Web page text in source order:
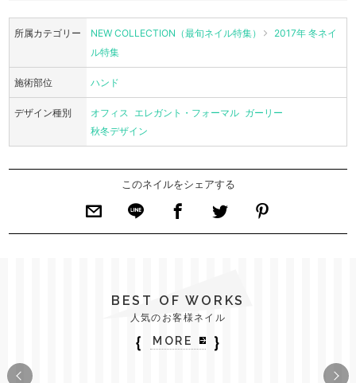
所属カテゴリー NEW COLLECTION（最旬ネイル特集）
2017年 冬ネイ
ル特集
施術部位 ハンド
デザイン種別 オフィス エレガント・フォーマル ガーリー
秋冬デザイン
このネイルをシェアする
BEST OF WORKS
人気のお客様ネイル
｛ MORE ｝